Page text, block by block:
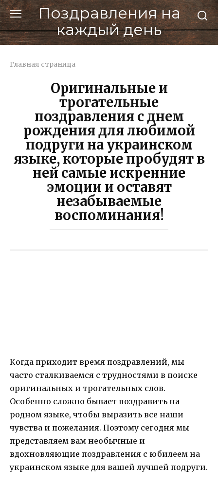
Перейти
к
контенту
Поздравления на
каждый день
Главная страница
Оригинальные и
трогательные
поздравления с днем
рождения для любимой
подруги на украинском
языке, которые пробудят в
ней самые искренние
эмоции и оставят
незабываемые
воспоминания!
Когда приходит время поздравлений, мы
часто сталкиваемся с трудностями в поиске
оригинальных и трогательных слов.
Особенно сложно бывает поздравить на
родном языке, чтобы выразить все наши
чувства и пожелания. Поэтому сегодня мы
представляем вам необычные и
вдохновляющие поздравления с юбилеем на
украинском языке для вашей лучшей подруги.